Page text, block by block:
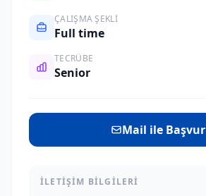
ÇALIŞMA ŞEKLI
Full time
TECRÜBE
Senior
Mail ile Başvur
İLETIŞIM BILGILERI